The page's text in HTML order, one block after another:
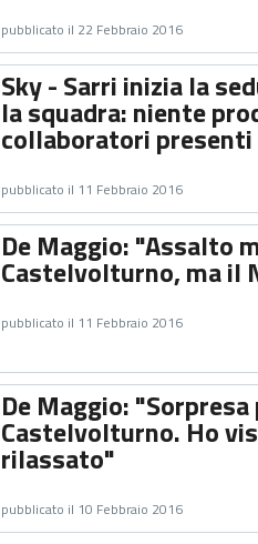
pubblicato il 22 Febbraio 2016
Sky - Sarri inizia la
la squadra: niente
collaboratori presenti
pubblicato il 11 Febbraio 2016
De Maggio: "Assalto
Castelvolturno, ma il
pubblicato il 11 Febbraio 2016
De Maggio:
Castelvolturno. Ho
rilassato"
pubblicato il 10 Febbraio 2016